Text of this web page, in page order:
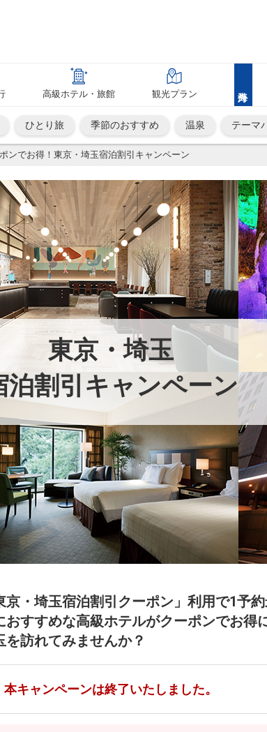
高級ホテル・旅館 観光プラン
ひとり旅 季節のおすすめ 温泉 テーマ
ンでお得！東京・埼玉宿泊割引キャンペーン
東京・埼玉
泊割引キャンペーン
・埼玉宿泊割引クーポン」利用で1予約
すすめな高級ホテルがクーポンでお得に
訪れてみませんか？
本キャンペーンは終了いたしました。